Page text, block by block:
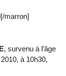
marron]
, survenu à l’âge
à 10h30,